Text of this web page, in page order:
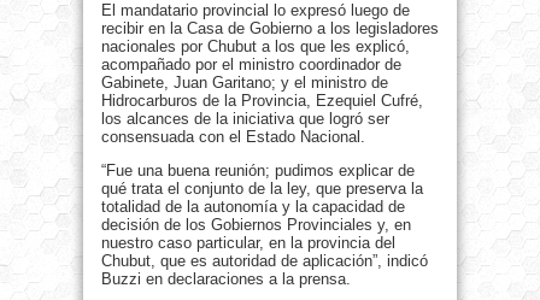
El mandatario provincial lo expresó luego de
recibir en la Casa de Gobierno a los legisladores
nacionales por Chubut a los que les explicó,
acompañado por el ministro coordinador de
Gabinete, Juan Garitano; y el ministro de
Hidrocarburos de la Provincia, Ezequiel Cufré,
los alcances de la iniciativa que logró ser
consensuada con el Estado Nacional.
“Fue una buena reunión; pudimos explicar de
qué trata el conjunto de la ley, que preserva la
totalidad de la autonomía y la capacidad de
decisión de los Gobiernos Provinciales y, en
nuestro caso particular, en la provincia del
Chubut, que es autoridad de aplicación”, indicó
Buzzi en declaraciones a la prensa.